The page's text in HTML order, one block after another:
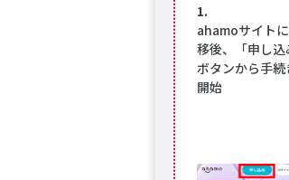
1.
ahamoサイト
移後、「申し込
ボタンから手続
開始